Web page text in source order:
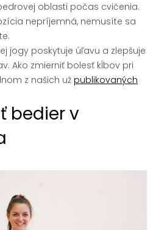
oblasti počas cvičenia.
nepríjemná, nemusíte sa
jogy poskytuje úľavu a zlepšuje
Ako zmierniť bolesť kĺbov pri
z našich už publikovaných
bedier v